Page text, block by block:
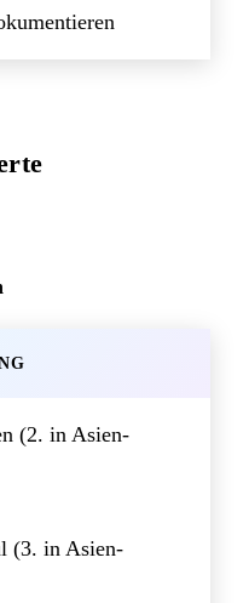
(2. in Asien-
(3. in Asien-